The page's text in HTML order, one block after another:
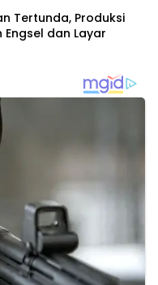
Tertunda, Produksi
dan Layar